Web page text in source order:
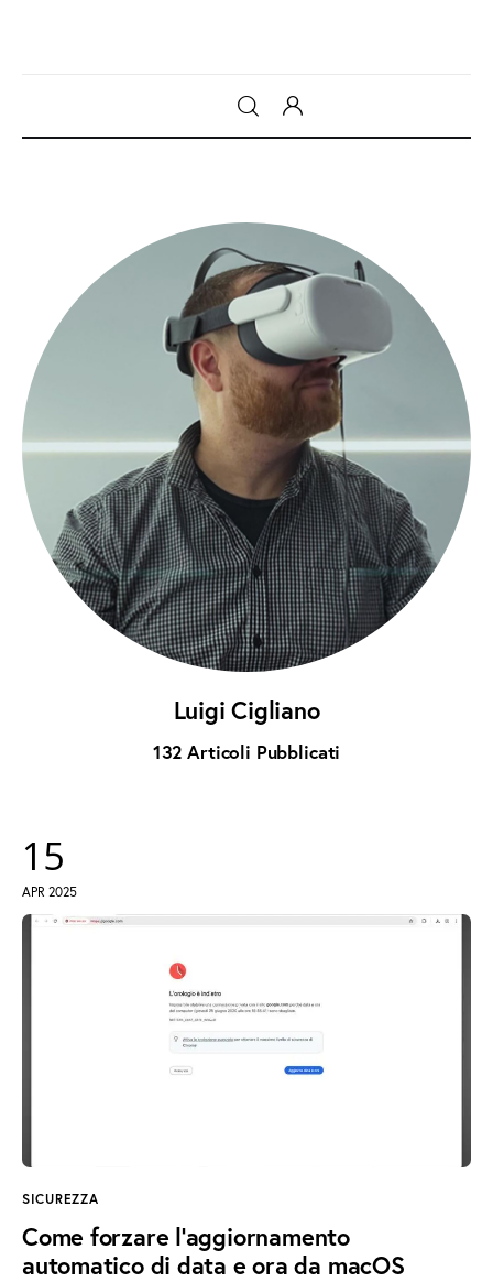
Sicurezza
Intrattenimento
instagramm
threadstwitter-
x
rss
Luigi Cigliano
132 Articoli Pubblicati
15
APR 2025
SICUREZZA
Come forzare l’aggiornamento
automatico di data e ora da macOS